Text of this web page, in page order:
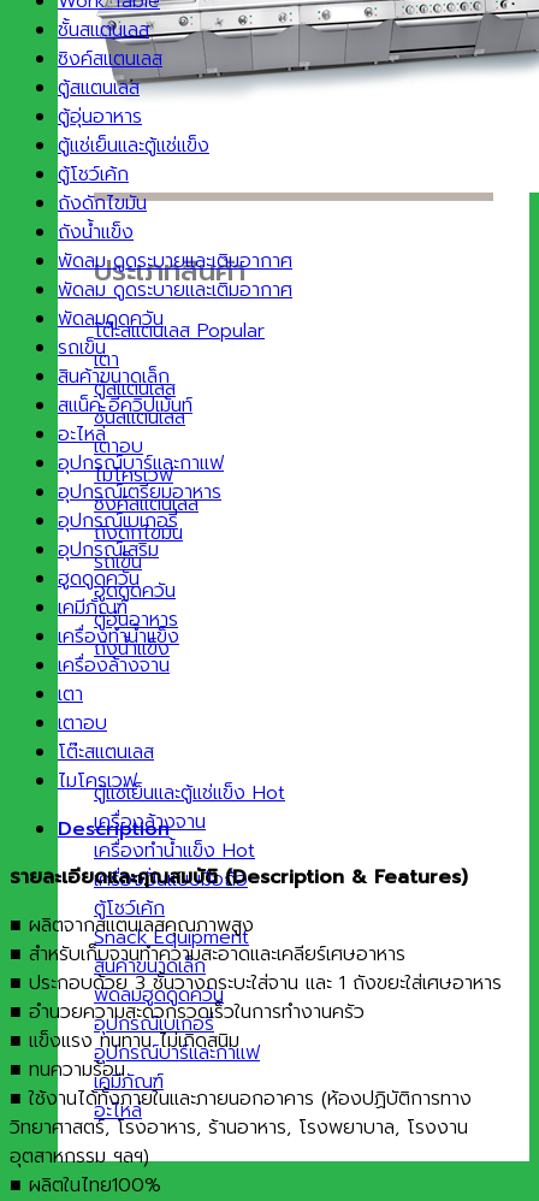
ประเภทสินค้า
โต๊ะสแตนเลส
เตา
ตู้สแตนเลส
ชั้นสแตนเลส
เตาอบ
ไมโครเวฟ
ซิงค์สแตนเลส
ถังดักไขมัน
รถเข็น
ฮูดดูดควัน
ตู้อุ่นอาหาร
ถังน้ำแข็ง
ตู้แช่เย็นและตู้แช่แข็ง
เครื่องล้างจาน
เครื่องทำน้ำแข็ง
เครื่องปั่นแบบมือถือ
ตู้โชว์เค้ก
Snack Equipment
สินค้าขนาดเล็ก
พัดลมฮูดดูดควัน
อุปกรณ์เบเกอรี่
อุปกรณ์บาร์และกาแฟ
เคมีภัณฑ์
อะไหล่
ชั้นสแตนเลส
ซิงค์สแตนเลส
ตู้สแตนเลส
ตู้อุ่นอาหาร
ตู้แช่เย็นและตู้แช่แข็ง
ตู้โชว์เค้ก
ถังดักไขมัน
ถังน้ำแข็ง
พัดลม ดูดระบายและเติมอากาศ
พัดลม ดูดระบายและเติมอากาศ
พัดลมดูดควัน
รถเข็น
สินค้าขนาดเล็ก
สแน็ค อีควิปเม้นท์
อะไหล่
อุปกรณ์บาร์และกาแฟ
อุปกรณ์เตรียมอาหาร
อุปกรณ์เบเกอรี่
อุปกรณ์เสริม
ฮูดดูดควัน
เคมีภัณฑ์
เครื่องทำน้ำแข็ง
เครื่องล้างจาน
เตา
เตาอบ
โต๊ะสแตนเลส
ไมโครเวฟ
Description
รายละเอียดและคุณสมบัติ (Description & Features)
■ ผลิตจากสแตนเลสคุณภาพสูง
■ สำหรับเก็บจานทำความสะอาดและเคลียร์เศษอาหาร
■ ประกอบด้วย 3 ชั้นวางกระบะใส่จาน และ 1 ถังขยะใส่เศษอาหาร
■ อำนวยความสะดวกรวดเร็วในการทำงานครัว
■ แข็งแรง ทนทาน ไม่เกิดสนิม
■ ทนความร้อน
■ ใช้งานได้ทั้งภายในและภายนอกอาคาร (ห้องปฏิบัติการทาง
วิทยาศาสตร์, โรงอาหาร, ร้านอาหาร, โรงพยาบาล, โรงงาน
อุตสาหกรรม ฯลฯ)
■ ผลิตในไทย100%